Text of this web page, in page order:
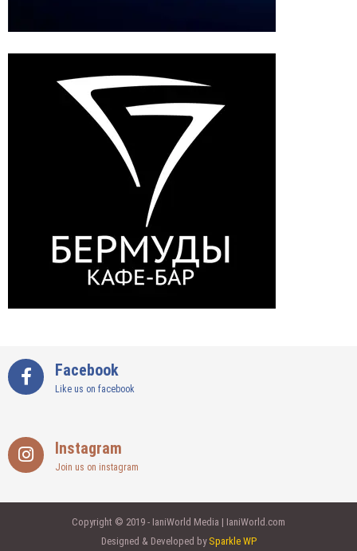
Facebook
Like us on facebook
Instagram
Join us on instagram
Copyright © 2019 - IaniWorld Media | IaniWorld.com
Designed & Developed by Sparkle WP